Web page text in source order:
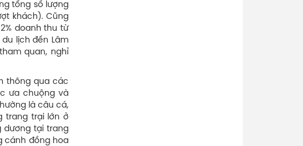
tổng số lượng
khách). Cũng
doanh thu từ
lịch đến Lâm
quan, nghỉ
thông qua các
ưa chuộng và
là câu cá,
trang trại lớn ở
dương tại trang
cánh đồng hoa